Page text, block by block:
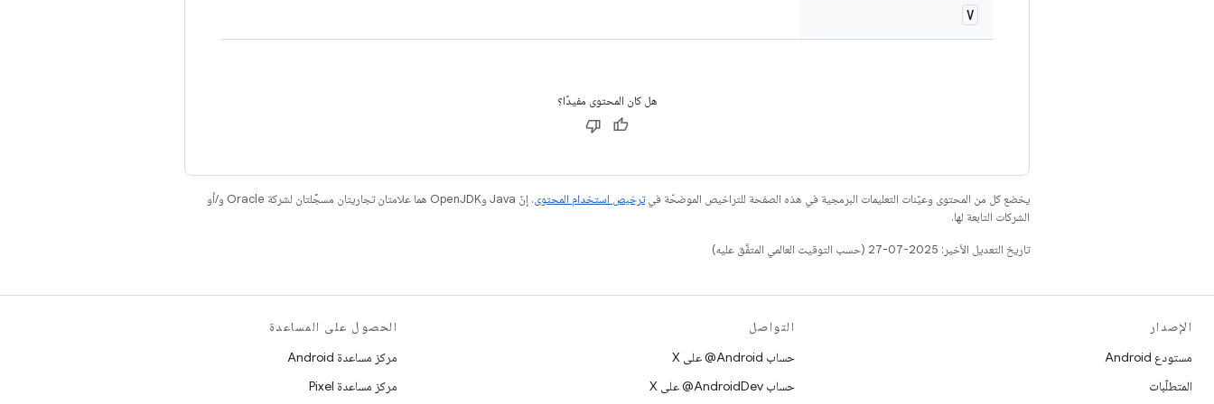
V
هل كان المحتوى مفيدًا؟
يخضع كل من المحتوى وعيّنات التعليمات البرمجية في هذه الصفحة للتراخيص الموضحّة فيترخيص استخدام المحتوى
. إنّ Java وOpenJDK هما علامتان تجاريتان مسجَّلتان لشركة Oracle و/أو
الشركات التابعة لها.
تاريخ التعديل الأخير: 2025-07-27 (حسب التوقيت العالمي المتفَّق عليه)
الإصدار
مستودع Android
المتطلّبات
التواصل
حساب ‎@Android على X
حساب ‎@AndroidDev على X
الحصول على المساعدة
مركز مساعدة Android
مركز مساعدة Pixel